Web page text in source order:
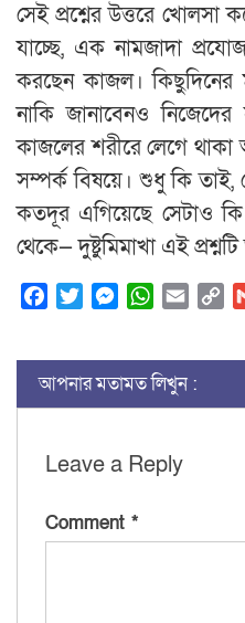
সেই প্রশ্নের উত্তরে খোলসা
যাচ্ছে, এক নামজাদা
করছেন কাজল। কিছুদিনের
নাকি জানাবেনও
কাজলের শরীরে লেগে
সম্পর্ক বিষয়ে। শুধু কি তাই,
কতদূর এগিয়েছে সেটাও কি
থেকে— দুষ্টুমিমাখা এই
FacebookTwitterMessenger
WhatsApp
Email
আপনার মতামত লিখুন :
Leave a Reply
Comment *